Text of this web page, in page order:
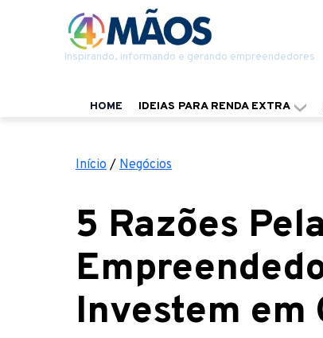
Inspirando, informando e gerando empreendedores
HOME IDEIAS PARA RENDA EXTRA
Início / Negócios
5 Razões
Investem em